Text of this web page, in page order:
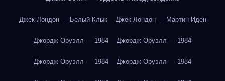
Джек Лондон — Белый Клык Джек Лондон — Мартин Иден
Джордж Оруэлл — 1984 Джордж Оруэлл — 1984
Джордж Оруэлл — 1984 Джордж Оруэлл — 1984